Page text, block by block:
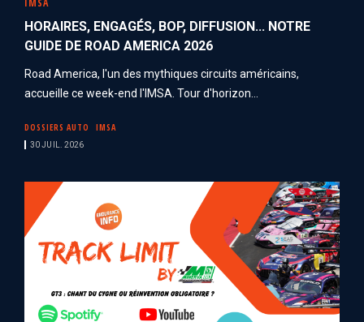
HORAIRES, ENGAGÉS, BOP, DIFFUSION... NOTRE
GUIDE DE ROAD AMERICA 2026
Road America, l'un des mythiques circuits américains,
accueille ce week-end l'IMSA. Tour d'horizon...
DOSSIERS AUTO IMSA
30 JUIL. 2026